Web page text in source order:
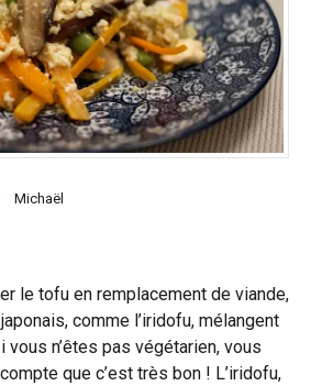
Michaël
le tofu en remplacement de viande,
comme l’iridofu, mélangent
vous n’êtes pas végétarien, vous
que c’est très bon ! L’iridofu,